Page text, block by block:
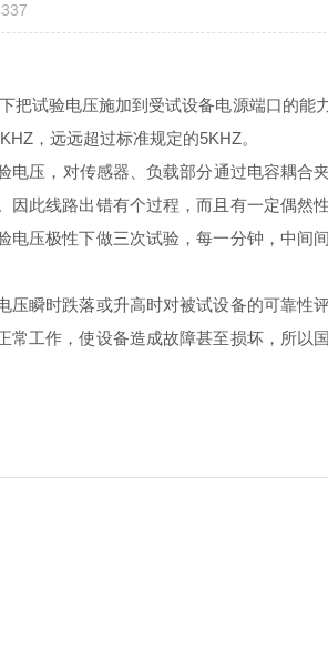
试验电压施加到受试设备电源端口的能
，远远超过标准规定的5KHZ。
压，对传感器、负载部分通过电容耦合
此线路出错有个过程，而且有一定偶然
压极性下做三次试验，每一分钟，中间
时跌落或升高时对被试设备的可靠性评
工作，使设备造成故障甚至损坏，所以